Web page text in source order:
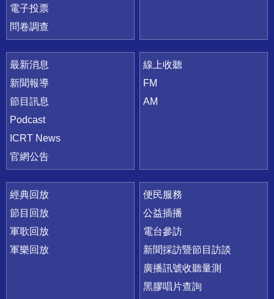
電子投票
問卷調查
最新消息
新聞報導
節目訊息
Podcast
ICRT News
官網公告
線上收聽
FM
AM
經典回放
節目回放
軍歌回放
軍樂回放
便民服務
公益插播
電台參訪
新聞採訪暨節目訪談
廣播訊號收聽量測
黑膠唱片查詢